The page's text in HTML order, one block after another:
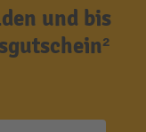
und bis